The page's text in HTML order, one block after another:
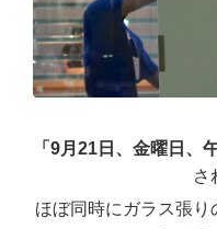
「9月21日、金曜日、
さ
ほぼ同時にガラス張り